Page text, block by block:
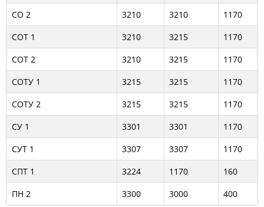
СО 2
3210 3210
1170
СОТ 1
3210 3215
1170
СОТ 2
3210 3215
1170
СОТУ 1
3215 3215
1170
СОТУ 2
3215 3215
1170
СУ 1
3301 3301
1170
СУТ 1
3307 3307
1170
СПТ 1
3224 1170
160
ПН 2
3300 3000 400